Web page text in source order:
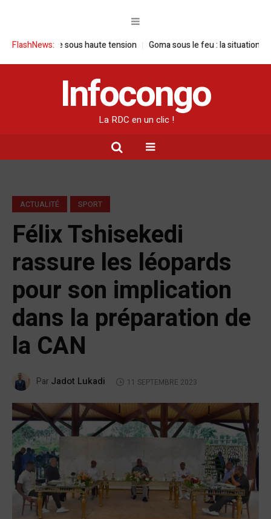
FlashNews:
sous haute tension Goma sous le feu : la situation humanitaire
Infocongo
La RDC en un clic !
ACTUALITÉ SPORT
Félix Tshisekedi
rassure les léopards
pour son implication
dans la préparation de
la CAN
Par Jadot Lukadi 11 SEPTEMBRE 2023